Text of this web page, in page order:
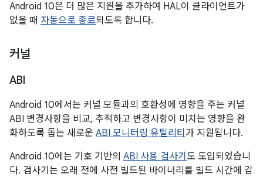
Android 10은 더 많은 지원을 추가하여 HAL이 클라이언트가
없을 때 자동으로 종료되도록 합니다.
커널
ABI
Android 10에서는 커널 모듈과의 호환성에 영향을 주는 커널
ABI 변경사항을 비교, 추적하고 변경사항이 미치는 영향을 완
화하도록 돕는 새로운 ABI 모니터링 유틸리티 가 지원됩니다.
Android 10에는 기호 기반의 ABI 사용 검사기 도 도입되었습니
다. 검사기는 오래 전에 사전 빌드된 바이너리를 빌드 시간에 감